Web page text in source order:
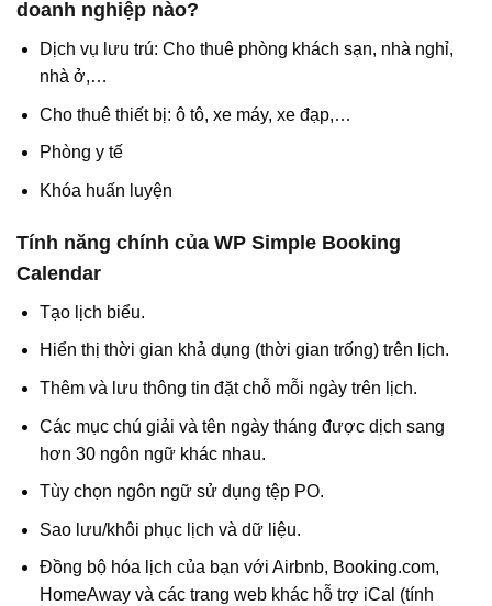
doanh nghiệp nào?
Dịch vụ lưu trú: Cho thuê phòng khách sạn, nhà nghỉ,
nhà ở,…
Cho thuê thiết bị: ô tô, xe máy, xe đạp,…
Phòng y tế
Khóa huấn luyện
Tính năng chính của WP Simple Booking
Calendar
Tạo lịch biểu.
Hiển thị thời gian khả dụng (thời gian trống) trên lịch.
Thêm và lưu thông tin đặt chỗ mỗi ngày trên lịch.
Các mục chú giải và tên ngày tháng được dịch sang
hơn 30 ngôn ngữ khác nhau.
Tùy chọn ngôn ngữ sử dụng tệp PO.
Sao lưu/khôi phục lịch và dữ liệu.
Đồng bộ hóa lịch của bạn với Airbnb, Booking.com,
HomeAway và các trang web khác hỗ trợ iCal (tính